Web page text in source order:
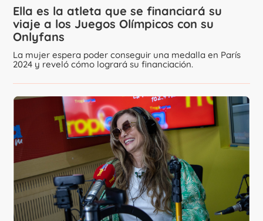
Ella es la atleta que se financiará su
viaje a los Juegos Olímpicos con su
Onlyfans
La mujer espera poder conseguir una medalla en París
2024 y reveló cómo logrará su financiación.